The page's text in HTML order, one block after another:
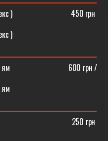
)⠀⠀⠀⠀⠀⠀⠀⠀⠀⠀450 грн
)
ям⠀⠀⠀⠀⠀⠀⠀⠀⠀⠀600 грн /
ям
грн